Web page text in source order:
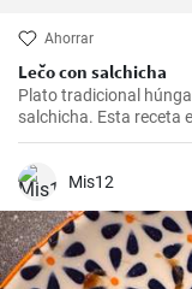
Ahorrar
Lečo con salchicha
Plato tradicional
salchicha. Esta receta
Mis12